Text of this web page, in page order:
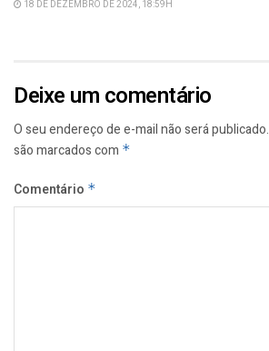
18 DE DEZEMBRO DE 2024, 18:59H
Deixe um comentário
O seu endereço de e-mail não será publicado.
são marcados com *
Comentário *